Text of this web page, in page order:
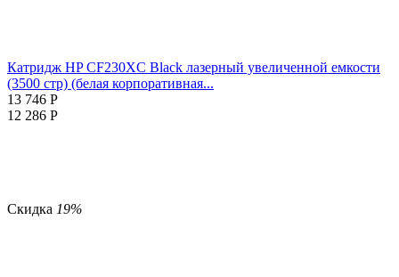
Катридж HP CF230XC Black лазерный увеличенной емкости
(3500 стр) (белая корпоративная...
13 746 Р
12 286 Р
Скидка 19%